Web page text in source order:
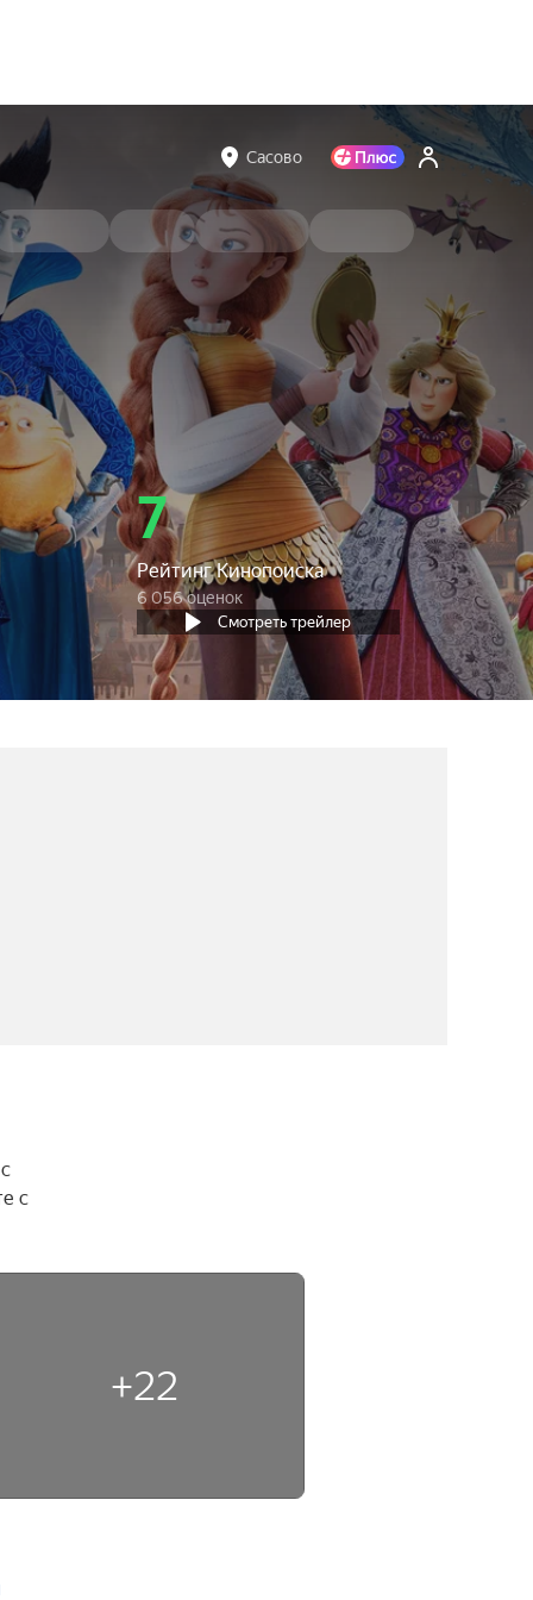
Сасово
7
Рейтинг Кинопоиска
6 056 оценок
Смотреть трейлер
с
+22